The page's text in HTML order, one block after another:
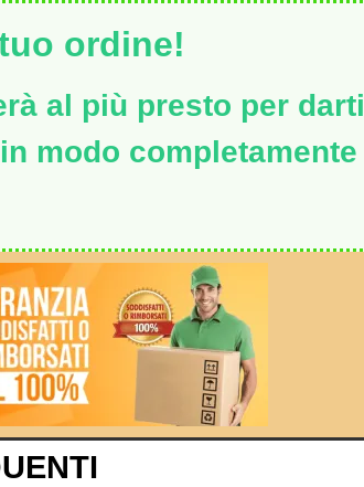
ordine!
al più presto per darti
modo completamente